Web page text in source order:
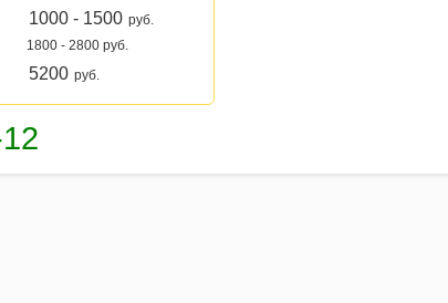
1000 - 1500 руб.
1800 - 2800 руб.
5200 руб.